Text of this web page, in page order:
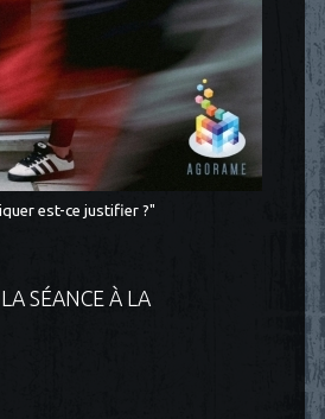
est-ce justifier ?"
SÉANCE À LA